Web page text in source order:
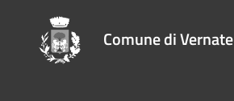
Comune di Vernate